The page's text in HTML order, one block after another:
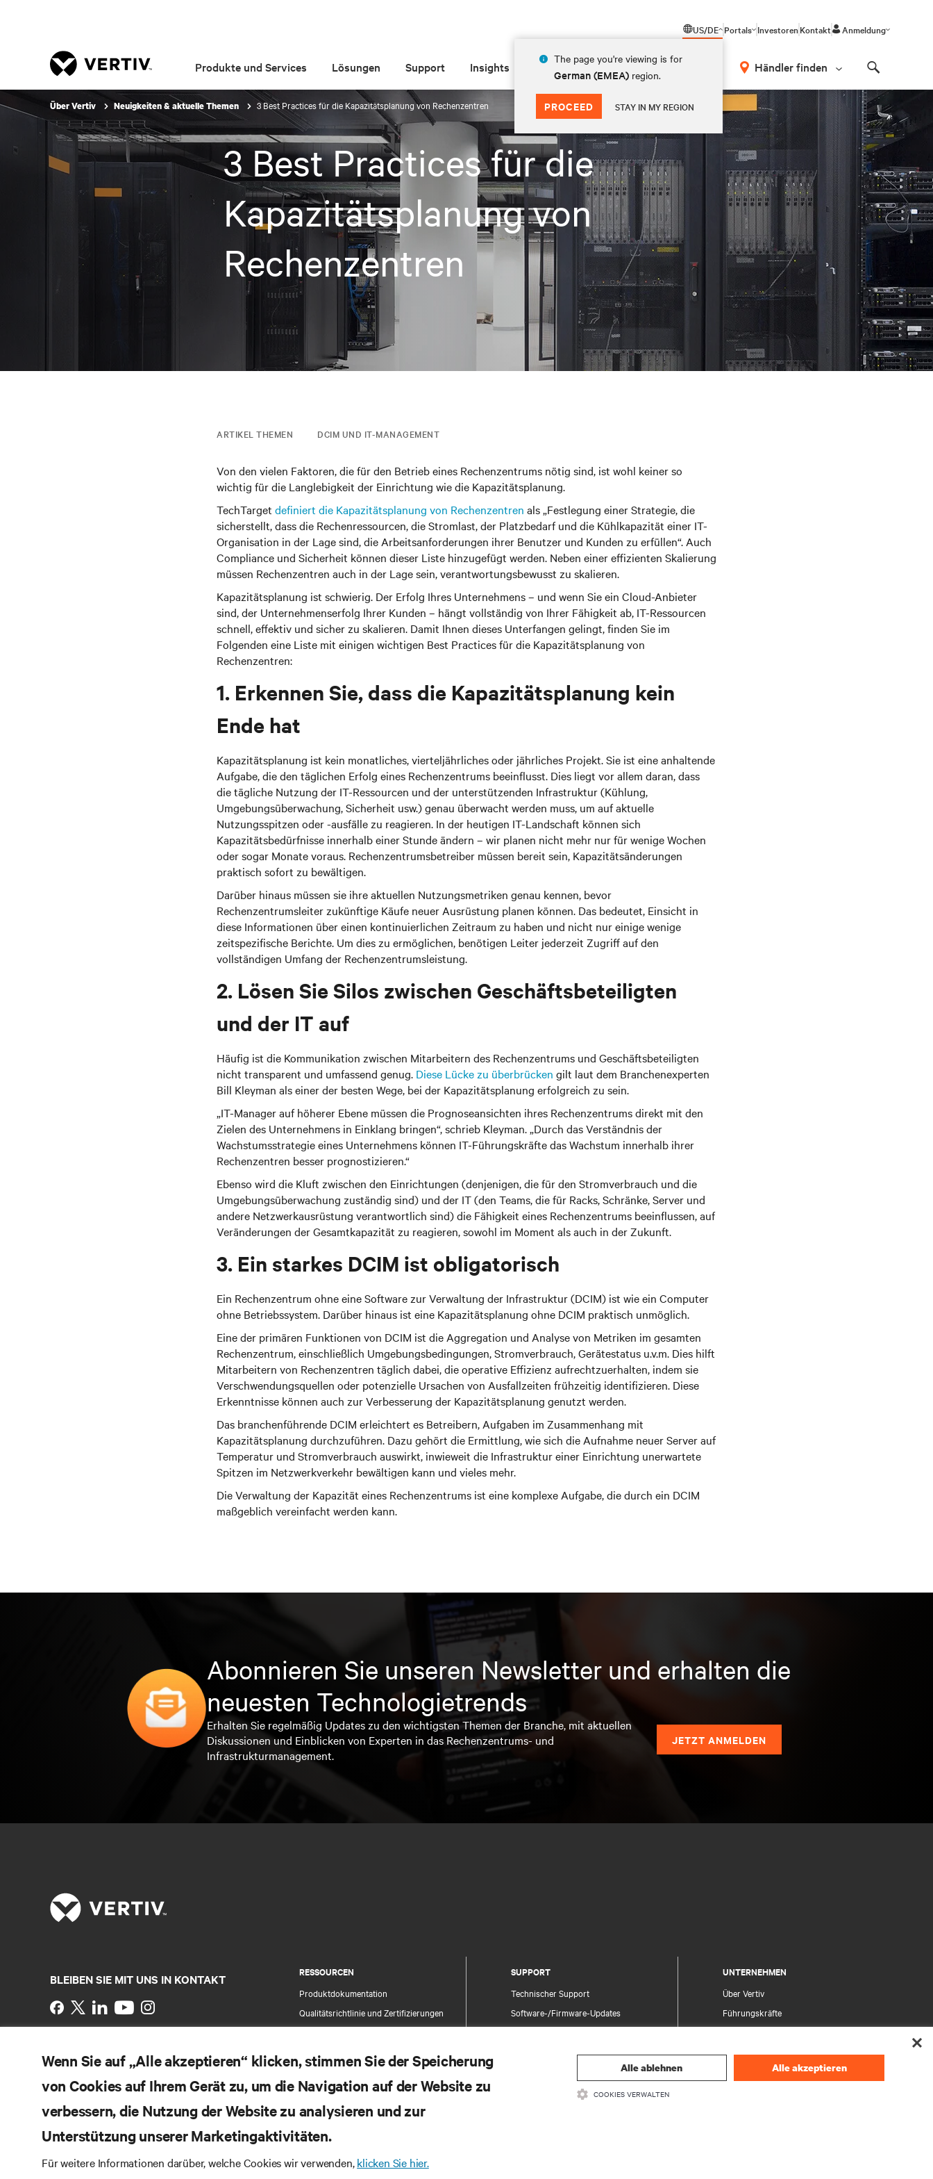
US/DE
The page you're viewing is for
German (EMEA) region.
PROCEED STAY IN MY REGION
Portals InvestorenKontakt Anmeldung
Produkte und Services Lösungen Support Insights Über Vertiv Händler finden
Über Vertiv Neuigkeiten & aktuelle Themen 3 Best Practices für die Kapazitätsplanung von Rechenzentren
3 Best Practices für die
Kapazitätsplanung von
Rechenzentren
ARTIKEL THEMEN DCIM UND IT-MANAGEMENT
Von den vielen Faktoren, die für den Betrieb eines Rechenzentrums nötig sind, ist wohl keiner so
wichtig für die Langlebigkeit der Einrichtung wie die Kapazitätsplanung.
TechTarget definiert die Kapazitätsplanung von Rechenzentren als „Festlegung einer Strategie, die
sicherstellt, dass die Rechenressourcen, die Stromlast, der Platzbedarf und die Kühlkapazität einer IT-
Organisation in der Lage sind, die Arbeitsanforderungen ihrer Benutzer und Kunden zu erfüllen“. Auch
Compliance und Sicherheit können dieser Liste hinzugefügt werden. Neben einer effizienten Skalierung
müssen Rechenzentren auch in der Lage sein, verantwortungsbewusst zu skalieren.
Kapazitätsplanung ist schwierig. Der Erfolg Ihres Unternehmens – und wenn Sie ein Cloud-Anbieter
sind, der Unternehmenserfolg Ihrer Kunden – hängt vollständig von Ihrer Fähigkeit ab, IT-Ressourcen
schnell, effektiv und sicher zu skalieren. Damit Ihnen dieses Unterfangen gelingt, finden Sie im
Folgenden eine Liste mit einigen wichtigen Best Practices für die Kapazitätsplanung von
Rechenzentren:
1. Erkennen Sie, dass die Kapazitätsplanung kein
Ende hat
Kapazitätsplanung ist kein monatliches, vierteljährliches oder jährliches Projekt. Sie ist eine anhaltende
Aufgabe, die den täglichen Erfolg eines Rechenzentrums beeinflusst. Dies liegt vor allem daran, dass
die tägliche Nutzung der IT-Ressourcen und der unterstützenden Infrastruktur (Kühlung,
Umgebungsüberwachung, Sicherheit usw.) genau überwacht werden muss, um auf aktuelle
Nutzungsspitzen oder -ausfälle zu reagieren. In der heutigen IT-Landschaft können sich
Kapazitätsbedürfnisse innerhalb einer Stunde ändern – wir planen nicht mehr nur für wenige Wochen
oder sogar Monate voraus. Rechenzentrumsbetreiber müssen bereit sein, Kapazitätsänderungen
praktisch sofort zu bewältigen.
Darüber hinaus müssen sie ihre aktuellen Nutzungsmetriken genau kennen, bevor
Rechenzentrumsleiter zukünftige Käufe neuer Ausrüstung planen können. Das bedeutet, Einsicht in
diese Informationen über einen kontinuierlichen Zeitraum zu haben und nicht nur einige wenige
zeitspezifische Berichte. Um dies zu ermöglichen, benötigen Leiter jederzeit Zugriff auf den
vollständigen Umfang der Rechenzentrumsleistung.
2. Lösen Sie Silos zwischen Geschäftsbeteiligten
und der IT auf
Häufig ist die Kommunikation zwischen Mitarbeitern des Rechenzentrums und Geschäftsbeteiligten
nicht transparent und umfassend genug. Diese Lücke zu überbrücken gilt laut dem Branchenexperten
Bill Kleyman als einer der besten Wege, bei der Kapazitätsplanung erfolgreich zu sein.
„IT-Manager auf höherer Ebene müssen die Prognoseansichten ihres Rechenzentrums direkt mit den
Zielen des Unternehmens in Einklang bringen“, schrieb Kleyman. „Durch das Verständnis der
Wachstumsstrategie eines Unternehmens können IT-Führungskräfte das Wachstum innerhalb ihrer
Rechenzentren besser prognostizieren.“
Ebenso wird die Kluft zwischen den Einrichtungen (denjenigen, die für den Stromverbrauch und die
Umgebungsüberwachung zuständig sind) und der IT (den Teams, die für Racks, Schränke, Server und
andere Netzwerkausrüstung verantwortlich sind) die Fähigkeit eines Rechenzentrums beeinflussen, auf
Veränderungen der Gesamtkapazität zu reagieren, sowohl im Moment als auch in der Zukunft.
3. Ein starkes DCIM ist obligatorisch
Ein Rechenzentrum ohne eine Software zur Verwaltung der Infrastruktur (DCIM) ist wie ein Computer
ohne Betriebssystem. Darüber hinaus ist eine Kapazitätsplanung ohne DCIM praktisch unmöglich.
Eine der primären Funktionen von DCIM ist die Aggregation und Analyse von Metriken im gesamten
Rechenzentrum, einschließlich Umgebungsbedingungen, Stromverbrauch, Gerätestatus u.v.m. Dies hilft
Mitarbeitern von Rechenzentren täglich dabei, die operative Effizienz aufrechtzuerhalten, indem sie
Verschwendungsquellen oder potenzielle Ursachen von Ausfallzeiten frühzeitig identifizieren. Diese
Erkenntnisse können auch zur Verbesserung der Kapazitätsplanung genutzt werden.
Das branchenführende DCIM erleichtert es Betreibern, Aufgaben im Zusammenhang mit
Kapazitätsplanung durchzuführen. Dazu gehört die Ermittlung, wie sich die Aufnahme neuer Server auf
Temperatur und Stromverbrauch auswirkt, inwieweit die Infrastruktur einer Einrichtung unerwartete
Spitzen im Netzwerkverkehr bewältigen kann und vieles mehr.
Die Verwaltung der Kapazität eines Rechenzentrums ist eine komplexe Aufgabe, die durch ein DCIM
maßgeblich vereinfacht werden kann.
Abonnieren Sie unseren Newsletter und erhalten die
neuesten Technologietrends
Erhalten Sie regelmäßig Updates zu den wichtigsten Themen der Branche, mit aktuellen
Diskussionen und Einblicken von Experten in das Rechenzentrums- und
Infrastrukturmanagement.
JETZT ANMELDEN
RESSOURCEN
Produktdokumentation
Qualitätsrichtlinie und Zertifizierungen
Garantieinformationen
Patente
Sitemap
SUPPORT
Technischer Support
Software-/Firmware-Updates
Produktregistrierung
UNTERNEHMEN
Über Vertiv
Führungskräfte
Ethik und Compliance
BLEIBEN SIE MIT UNS IN KONTAKT
Instagram
Datenschutz und Cookies
©2026 Vertiv Group Corp. Alle Rechte vorbehalten.
Wenn Sie auf „Alle akzeptieren“ klicken, stimmen Sie der Speicherung
von Cookies auf Ihrem Gerät zu, um die Navigation auf der Website zu
verbessern, die Nutzung der Website zu analysieren und zur
Unterstützung unserer Marketingaktivitäten.
Für weitere Informationen darüber, welche Cookies wir verwenden,klicken Sie hier.
Alle ablehnen Alle akzeptieren
COOKIES VERWALTEN